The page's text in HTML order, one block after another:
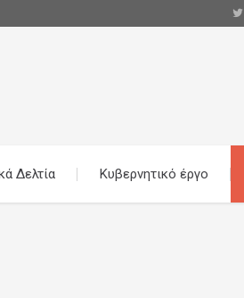
Δελτία Κυβερνητικό έργο